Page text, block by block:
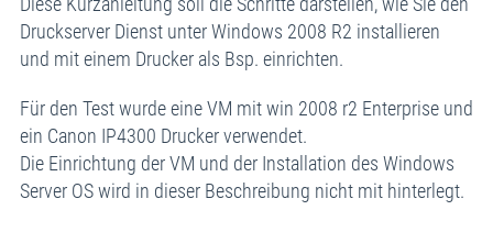
Druckserver Dienst unter Windows 2008 R2 installieren
und mit einem Drucker als Bsp. einrichten.
Für den Test wurde eine VM mit win 2008 r2 Enterprise und
ein Canon IP4300 Drucker verwendet.
Die Einrichtung der VM und der Installation des Windows
Server OS wird in dieser Beschreibung nicht mit hinterlegt.